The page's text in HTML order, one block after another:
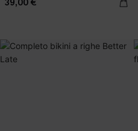
39,00 €